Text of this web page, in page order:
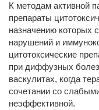
К методам активной
препараты
назначению которых
нарушений и
цитотоксические
при диффузных
васкулитах, когда
сочетании со
неэффективной.